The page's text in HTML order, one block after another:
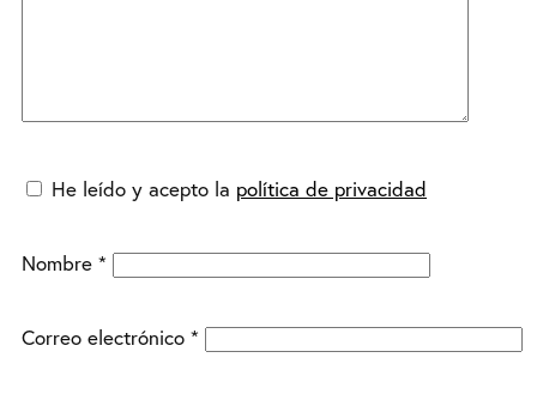
He leído y acepto la política de privacidad
Nombre *
Correo electrónico *